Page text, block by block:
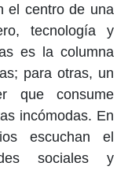
el centro de una
tecnología y
es la columna
para otras, un
que consume
incómodas. En
escuchan el
sociales y